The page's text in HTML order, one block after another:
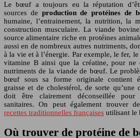
Le bœuf a toujours eu la réputation
sources de production de protéines de
humaine, l’entrainement, la nutrition, la
construction musculaire. La viande
source alimentaire riche en protéines
aussi en de nombreux autres nutriments,
à la vie et à l’énergie. Par exemple, le fer,
vitamine B ainsi que la créatine, pour ne
nutriments de la viande de bœuf. Le
bœuf sous sa forme originale contient
graisse et de cholestérol, de sorte qu’une
doit être clairement déconseillée pour
sanitaires. On peut également trouver
recettes traditionnelles françaises utilisant le
Où trouver de protéine de